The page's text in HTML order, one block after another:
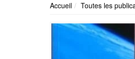
Accueil Toutes les